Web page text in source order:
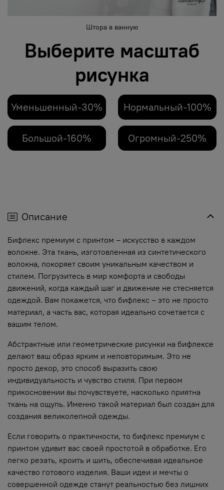
Штора в ванную
Выберите масштаб
рисунка
Уменьшенный-30% Нормальный-100%
Большой-160% Огромный-250%
Описание
Бифлекс премиум с принтом – искусство в каждом
волокне. Эта ткань, изготовленная из синтетического
волокна, покоряет своим уникальным качеством и
стилем. Погрузитесь в мир комфорта и свободы
движений, когда каждый шаг и движение не стесняется
одеждой. Вам покажется, что бифлекс – это не просто
материал, а часть вас, которая идеально сочетается с
вашим телом.
Абстрактные или геометрические рисунки на бифлексе
делают ваш образ ярким и неповторимым. Это не
просто декор, это способ выразить свою
индивидуальность и чувство стиля. При первом
прикосновении вы почувствуете, насколько приятна
ткань на ощупь. Именно такой материал был создан для
создания великолепной одежды.
Если говорить о практичности, то бифлекс премиум с
принтом удивит вас своей простотой в обработке. Его
легко резать, кроить и шить, обеспечивая идеальное
качество готового изделия. Ваши идеи и мечты о
совершенной одежде станут реальностью без лишних